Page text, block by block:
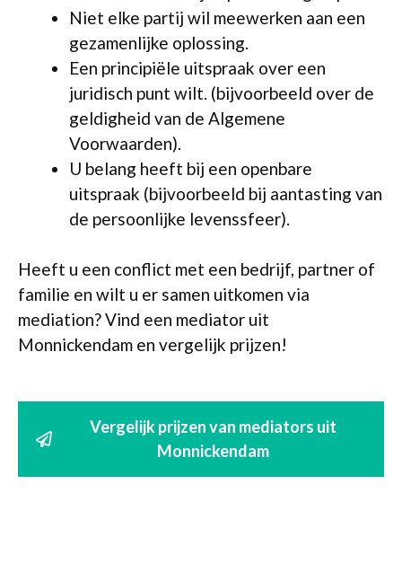
Niet elke partij wil meewerken aan een
gezamenlijke oplossing.
Een principiële uitspraak over een
juridisch punt wilt. (bijvoorbeeld over de
geldigheid van de Algemene
Voorwaarden).
U belang heeft bij een openbare
uitspraak (bijvoorbeeld bij aantasting van
de persoonlijke levenssfeer).
Heeft u een conflict met een bedrijf, partner of
familie en wilt u er samen uitkomen via
mediation? Vind een mediator uit
Monnickendam en vergelijk prijzen!
Vergelijk prijzen van mediators uit
Monnickendam